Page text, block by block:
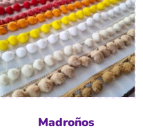
Madroños